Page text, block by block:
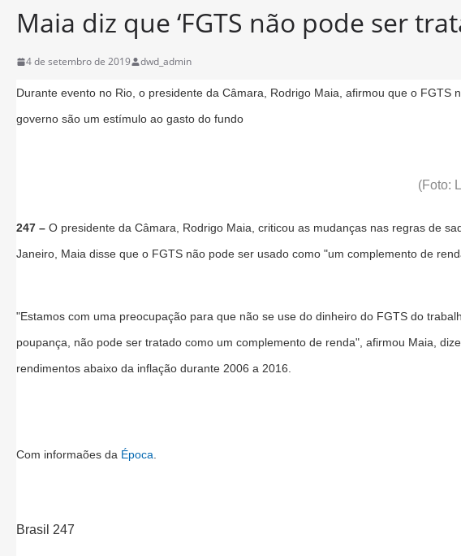
Maia diz que ‘FGTS não pode ser
4 de setembro de 2019 dwd_admin
Durante evento no Rio, o presidente da Câmara, Rodrigo Maia, afirmou que o
governo são um estímulo ao gasto do fundo
(Foto:
247 – O presidente da Câmara, Rodrigo Maia, criticou as mudanças nas regras de
Janeiro, Maia disse que o FGTS não pode ser usado como "um complemento de
"Estamos com uma preocupação para que não se use do dinheiro do FGTS do
poupança, não pode ser tratado como um complemento de renda", afirmou Maia,
rendimentos abaixo da inflação durante 2006 a 2016.
Com informaões da Época
Brasil 247